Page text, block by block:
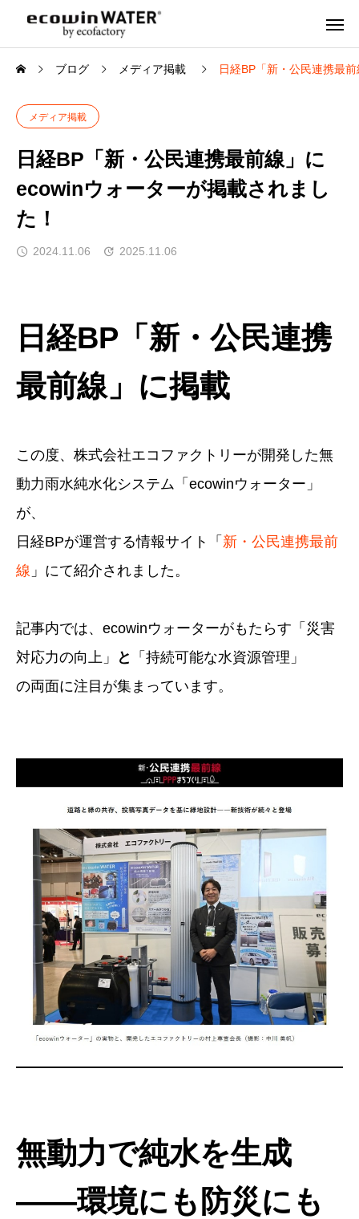
ブログ メディア掲載 日経BP「新・公民連携最
メディア掲載
日経BP「新・公民連携最前線」に
ecowinウォーターが掲載されまし
た！
2024.11.06 2025.11.06
日経BP「新・公民連携
最前線」に掲載
この度、株式会社エコファクトリーが開発した無
動力雨水純水化システム「ecowinウォーター」
が、
日経BPが運営する情報サイト「 新・公民連携最前
線 」にて紹介されました。
記事内では、ecowinウォーターがもたらす「災害
対応力の向上」
と
「持続可能な水資源管理」
の両面に注目が集まっています。
無動力で純水を生成
——環境にも防災にも